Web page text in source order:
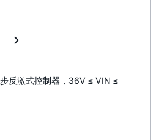
反激式控制器，36V ≤ VIN ≤